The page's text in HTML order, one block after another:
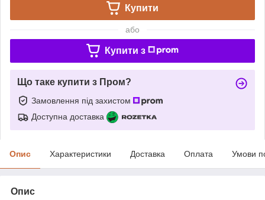
Купити
або
Купити з
Що таке купити з Пром?
Замовлення під захистом
Доступна доставка
Опис Характеристики Доставка Оплата Умови
Опис